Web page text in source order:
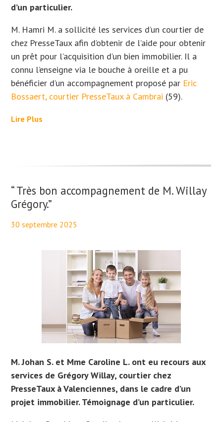
d’un particulier.
M. Hamri M. a sollicité les services d’un courtier de
chez PresseTaux afin d’obtenir de l’aide pour obtenir
un prêt pour l’acquisition d’un bien immobilier. Il a
connu l’enseigne via le bouche à oreille et a pu
bénéficier d’un accompagnement proposé par Eric
Bossaert, courtier PresseTaux à Cambrai (59).
Lire Plus
“ Très bon accompagnement de M. Willay
Grégory.”
30 septembre 2025
M. Johan S. et Mme Caroline L. ont eu recours aux
services de Grégory Willay, courtier chez
PresseTaux à Valenciennes, dans le cadre d’un
projet immobilier. Témoignage d’un particulier.